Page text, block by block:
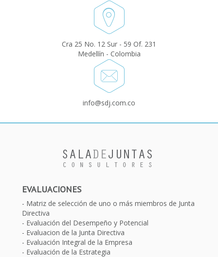
Cra 25 No. 12 Sur - 59 Of. 231
Medellín - Colombia
info@sdj.com.co
EVALUACIONES
Matriz de selección de uno o más miembros de Junta
Directiva
Evaluación del Desempeño y Potencial
Evaluacion de la Junta Directiva
Evaluación Integral de la Empresa
Evaluación de la Estrategia